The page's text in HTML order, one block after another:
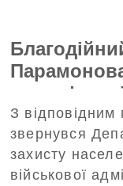
трансфер
З
звернувся
захисту
військової